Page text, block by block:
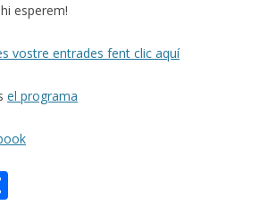
esperem!
vostre entrades fent clic aquí
el programa